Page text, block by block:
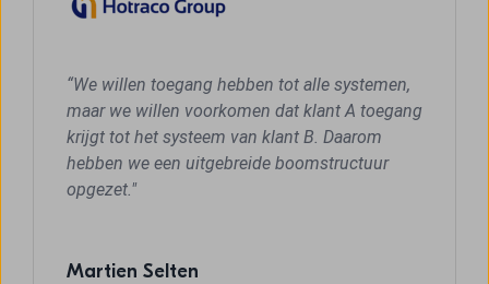
“We willen toegang hebben tot alle systemen,
maar we willen voorkomen dat klant A toegang
krijgt tot het systeem van klant B. Daarom
hebben we een uitgebreide boomstructuur
opgezet."
Martien Selten